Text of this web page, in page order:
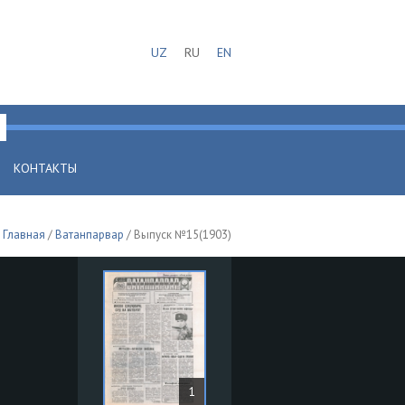
UZ RU EN
КОНТАКТЫ
Главная /Ватанпарвар / Выпуск №15(1903)
1